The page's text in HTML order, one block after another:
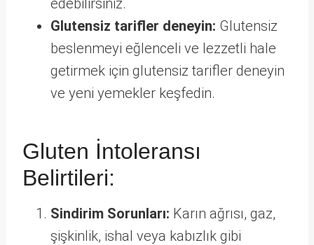
Glutensiz tarifler deneyin: Glutensiz
beslenmeyi eğlenceli ve lezzetli hale
getirmek için glutensiz tarifler deneyin
ve yeni yemekler keşfedin.
Gluten İntoleransı
Belirtileri:
Sindirim Sorunları: Karın ağrısı, gaz,
şişkinlik, ishal veya kabızlık gibi